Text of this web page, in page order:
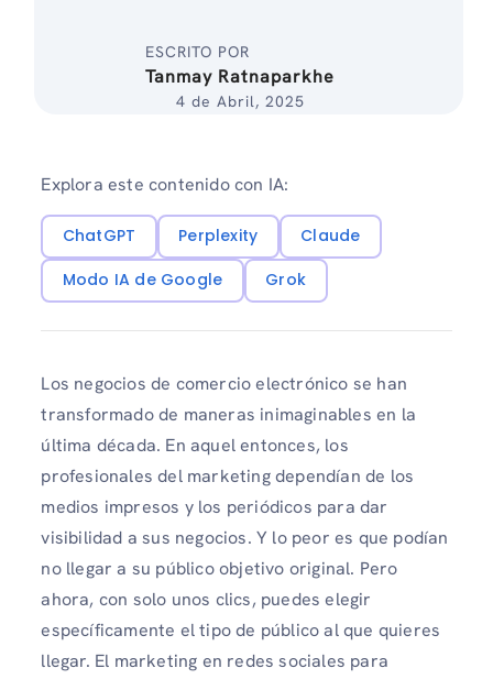
ESCRITO POR
Tanmay Ratnaparkhe
4 de Abril, 2025
Explora este contenido con IA:
ChatGPT Perplexity
Claude
Modo IA de Google
Grok
Los negocios de comercio electrónico se han
transformado de maneras inimaginables en la
última década. En aquel entonces, los
profesionales del marketing dependían de los
medios impresos y los periódicos para dar
visibilidad a sus negocios. Y lo peor es que podían
no llegar a su público objetivo original. Pero
ahora, con solo unos clics, puedes elegir
específicamente el tipo de público al que quieres
llegar. El marketing en redes sociales para